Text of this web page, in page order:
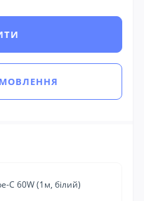
C 60W (1м, білий)